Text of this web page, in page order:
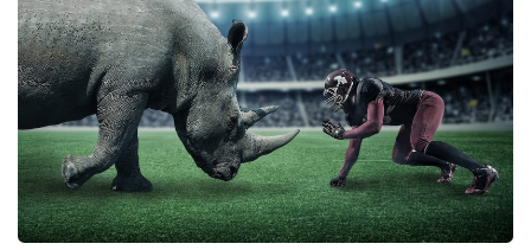
Pořady
TV Program
Časopis
Sledujte prima+